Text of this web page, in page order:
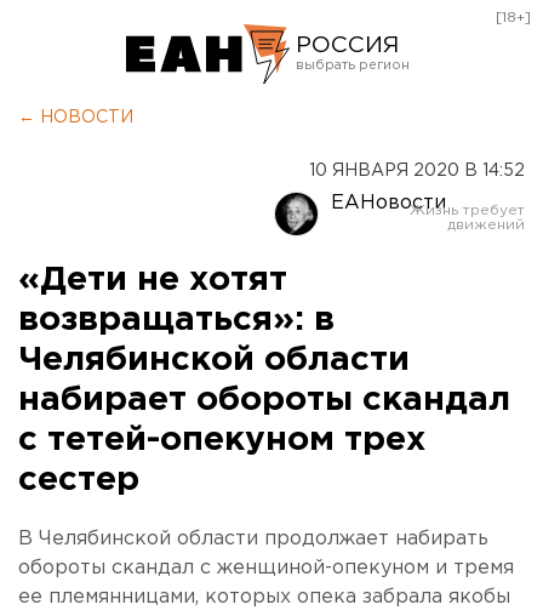
РОССИЯ
Оренбург
[18+]
← НОВОСТИ
10 ЯНВАРЯ 2020 В 14:52
ЕАНовости
«Дети не хотят
возвращаться»: в
Челябинской области
набирает обороты скандал
с тетей-опекуном трех
сестер
В Челябинской области продолжает набирать
обороты скандал с женщиной-опекуном и тремя
ее племянницами, которых опека забрала якобы